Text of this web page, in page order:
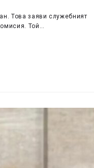
Това заяви служебният
Той…